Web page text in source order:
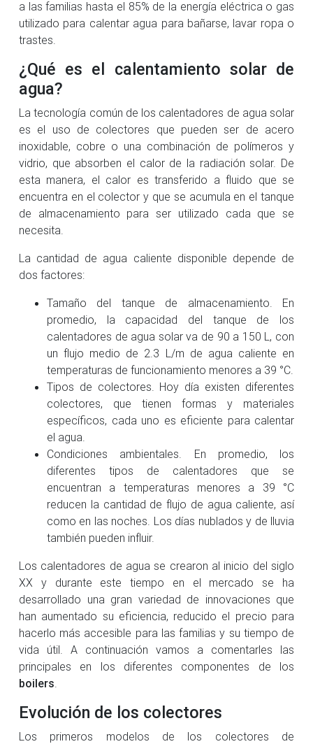
a las familias hasta el 85% de la energía eléctrica o gas
utilizado para calentar agua para bañarse, lavar ropa o
trastes.
¿Qué es el calentamiento solar de
agua?
La tecnología común de los calentadores de agua solar
es el uso de colectores que pueden ser de acero
inoxidable, cobre o una combinación de polímeros y
vidrio, que absorben el calor de la radiación solar. De
esta manera, el calor es transferido a fluido que se
encuentra en el colector y que se acumula en el tanque
de almacenamiento para ser utilizado cada que se
necesita.
La cantidad de agua caliente disponible depende de
dos factores:
Tamaño del tanque de almacenamiento. En
promedio, la capacidad del tanque de los
calentadores de agua solar va de 90 a 150 L, con
un flujo medio de 2.3 L/m de agua caliente en
temperaturas de funcionamiento menores a 39 °C.
Tipos de colectores. Hoy día existen diferentes
colectores, que tienen formas y materiales
específicos, cada uno es eficiente para calentar
el agua.
Condiciones ambientales. En promedio, los
diferentes tipos de calentadores que se
encuentran a temperaturas menores a 39 °C
reducen la cantidad de flujo de agua caliente, así
como en las noches. Los días nublados y de lluvia
también pueden influir.
Los calentadores de agua se crearon al inicio del siglo
XX y durante este tiempo en el mercado se ha
desarrollado una gran variedad de innovaciones que
han aumentado su eficiencia, reducido el precio para
hacerlo más accesible para las familias y su tiempo de
vida útil. A continuación vamos a comentarles las
principales en los diferentes componentes de los
boilers
Evolución de los colectores
Los primeros modelos de los colectores de